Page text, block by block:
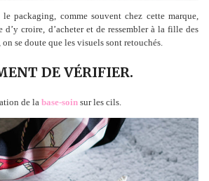
packaging, comme souvent chez cette marque,
croire, d’acheter et de ressembler à la fille des
se doute que les visuels sont retouchés.
DE VÉRIFIER.
de la base-soin sur les cils.